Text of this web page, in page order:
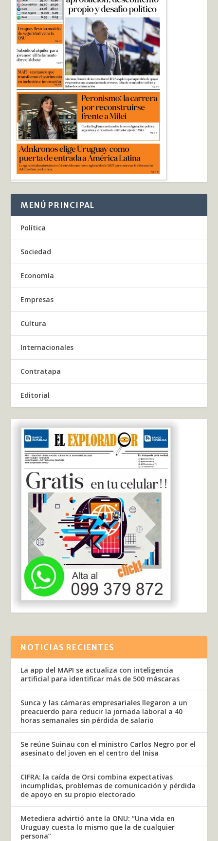
MENÚ PRINCIPAL
Política
Sociedad
Economía
Empresas
Cultura
Internacionales
Contratapa
Editorial
NOTICIAS RECIENTES
La app del MAPI se actualiza con inteligencia
artificial para identificar más de 500 máscaras
Sunca y las cámaras empresariales llegaron a un
preacuerdo para reducir la jornada laboral a 40
horas semanales sin pérdida de salario
Se reúne Suinau con el ministro Carlos Negro por el
asesinato del joven en el centro del Inisa
CIFRA: la caída de Orsi combina expectativas
incumplidas, problemas de comunicación y pérdida
de apoyo en su propio electorado
Metediera advirtió ante la ONU: “Una vida en
Uruguay cuesta lo mismo que la de cualquier
persona”